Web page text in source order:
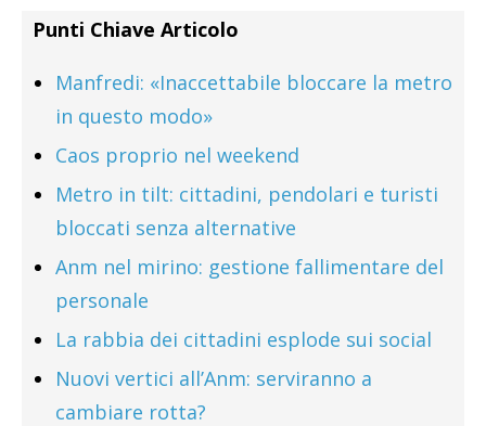
Punti Chiave Articolo
Manfredi: «Inaccettabile bloccare la metro
in questo modo»
Caos proprio nel weekend
Metro in tilt: cittadini, pendolari e turisti
bloccati senza alternative
Anm nel mirino: gestione fallimentare del
personale
La rabbia dei cittadini esplode sui social
Nuovi vertici all’Anm: serviranno a
cambiare rotta?